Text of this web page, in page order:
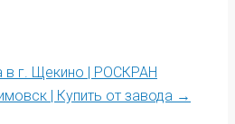
в г. Щекино | РОСКРАН
| Купить от завода →